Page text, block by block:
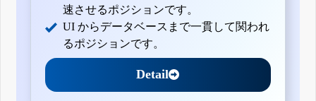
速させるポジションです。
UI からデータベースまで一貫して関われ
るポジションです。
Detail